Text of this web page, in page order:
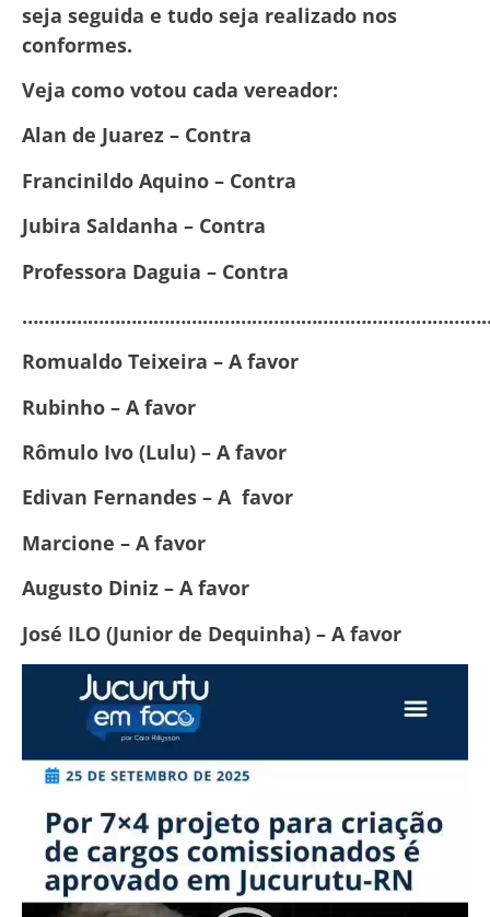
seja seguida e tudo seja realizado nos
conformes.
Veja como votou cada vereador:
Alan de Juarez – Contra
Francinildo Aquino – Contra
Jubira Saldanha – Contra
Professora Daguia – Contra
Romualdo Teixeira – A favor
Rubinho – A favor
Rômulo Ivo (Lulu) – A favor
Edivan Fernandes – A favor
Marcione – A favor
Augusto Diniz – A favor
José ILO (Junior de Dequinha) – A favor
Tocador